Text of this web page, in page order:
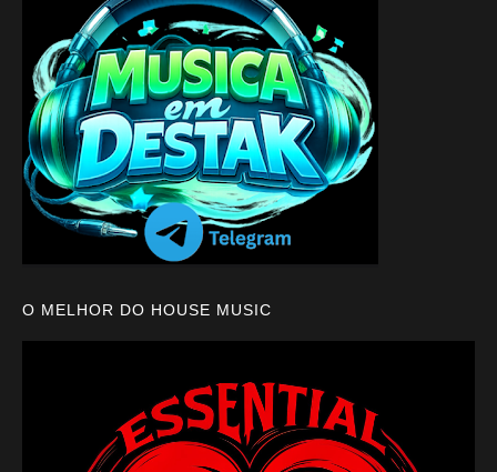
O MELHOR DO HOUSE MUSIC